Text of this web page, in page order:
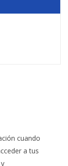
cuando
a tus